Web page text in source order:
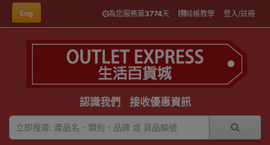
Eng 為您服務第3774天 結帳教學 登入/註冊
認識我們 接收優惠資訊